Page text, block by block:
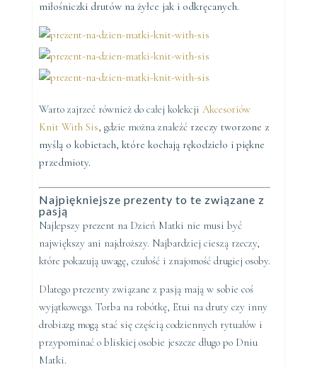
miłośniczki drutów na żyłce jak i odkręcanych.
Warto zajrzeć również do całej kolekcji Akcesoriów
Knit With Sis, gdzie można znaleźćrzeczy tworzone z
myślą o kobietach, które kochają rękodzieło i piękne
przedmioty.
Najpiękniejsze prezenty to te związane z
pasją
Najlepszy prezent na Dzień Matki nie musi być
największy ani najdroższy. Najbardziej cieszą rzeczy,
które pokazują uwagę, czułość i znajomość drugiej osoby.
Dlatego prezenty związane z pasją mają w sobie coś
wyjątkowego. Torba na robótkę, Etui na druty czy inny
drobiazg mogą stać się częścią codziennych rytuałów i
przypominać o bliskiej osobie jeszcze długo po Dniu
Matki.